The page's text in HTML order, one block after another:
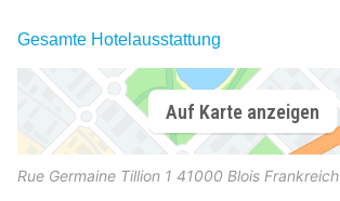
Gesamte Hotelausstattung
Auf Karte anzeigen
Rue Germaine Tillion 1 41000 Blois Frankreich